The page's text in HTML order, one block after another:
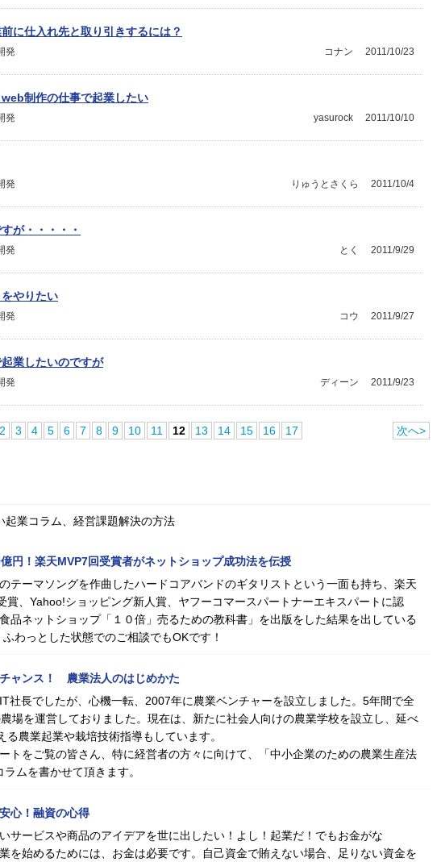
に仕入れ先と取り引きするには？
発 2011/10/23
コナン
制作の仕事で起業したい
発 2011/10/10
yasurock
発 2011/10/4
りゅうとさくら
が・・・・・
発 2011/9/29
とく
やりたい
発 2011/9/27
コウ
業したいのですが
発 2011/9/23
ディーン
2 3 4 5 6 7 8 9 10 11 12 13 14 15 16 17 次へ>
起業コラム、経営課題解決の方法
円！楽天MVP7回受賞者がネットショップ成功法を伝授
テーマソングを作曲したハードコアバンドのギタリストという一面も持ち、楽天
賞、Yahoo!ショッピング新人賞、ヤフーコマースパートナーエキスパートに認
品ネットショップ「１０倍」売るための教科書」を出版をした結果を出している
わっとした状態でのご相談でもOKです！
ャンス！ 農業法人のはじめかた
社長でしたが、心機一転、2007年に農業ベンチャーを設立しました。5年間で全
場を運営しておりました。現在は、新たに社会人向けの農業学校を設立し、延べ
る農業起業や栽培技術指導もしています。
トをご覧の皆さん、特に経営者の方々に向けて、「中小企業のための農業生産法
ムを書かせて頂きます。
心！融資の心得
いサービスや商品のアイデアを世に出したい！よし！起業だ！でもお金がな
を始めるためには、お金は必要です。自己資金で賄えない場合、足りない資金を